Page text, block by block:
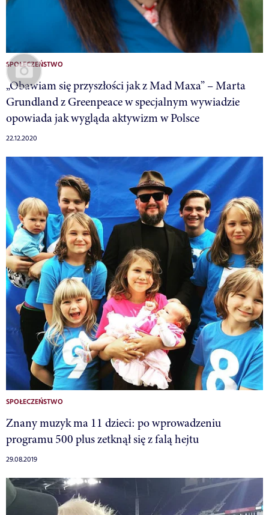
SPOŁECZEŃSTWO
„Obawiam się przyszłości jak z Mad Maxa” – Marta
Grundland z Greenpeace w specjalnym wywiadzie
opowiada jak wygląda aktywizm w Polsce
22.12.2020
SPOŁECZEŃSTWO
Znany muzyk ma 11 dzieci: po wprowadzeniu
programu 500 plus zetknął się z falą hejtu
29.08.2019